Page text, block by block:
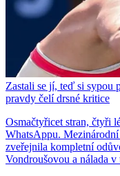
Zastali se jí, teď si sypou
pravdy čelí drsné kritice
Osmačtyřicet stran, čtyři
WhatsAppu. Mezinárodní
zveřejnila kompletní
Vondroušovou a nálada